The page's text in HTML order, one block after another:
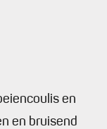
en
en bruisend